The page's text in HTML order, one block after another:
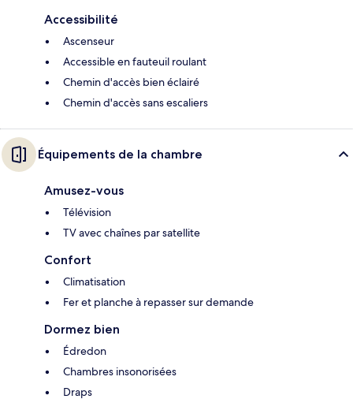
Accessibilité
Ascenseur
Accessible en fauteuil roulant
Chemin d'accès bien éclairé
Chemin d'accès sans escaliers
Équipements de la chambre
Amusez-vous
Télévision
TV avec chaînes par satellite
Confort
Climatisation
Fer et planche à repasser sur demande
Dormez bien
Édredon
Chambres insonorisées
Draps